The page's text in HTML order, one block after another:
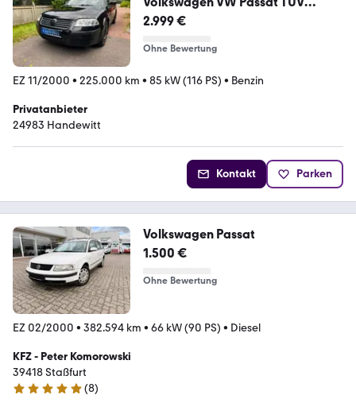
03/2028 + AHK + Tempomat T...
2.999 €
Ohne Bewertung
EZ 11/2000 • 225.000 km • 85 kW (116 PS) • Benzin
Privatanbieter
24983 Handewitt
Kontakt Parken
Volkswagen Passat
1.500 €
Ohne Bewertung
EZ 02/2000 • 382.594 km • 66 kW (90 PS) • Diesel
KFZ - Peter Komorowski
39418 Staßfurt
4.9 Sterne
(8)